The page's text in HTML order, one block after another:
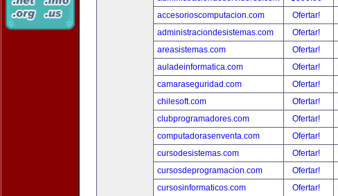
accesorioscomputacion.com
Ofertar!
administraciondesistemas.com
Ofertar!
areasistemas.com
Ofertar!
auladeinformatica.com
Ofertar!
camaraseguridad.com
Ofertar!
chilesoft.com
Ofertar!
clubprogramadores.com
Ofertar!
computadorasenventa.com
Ofertar!
cursodesistemas.com
Ofertar!
cursosdeprogramacion.com
Ofertar!
cursosinformaticos.com
Ofertar!